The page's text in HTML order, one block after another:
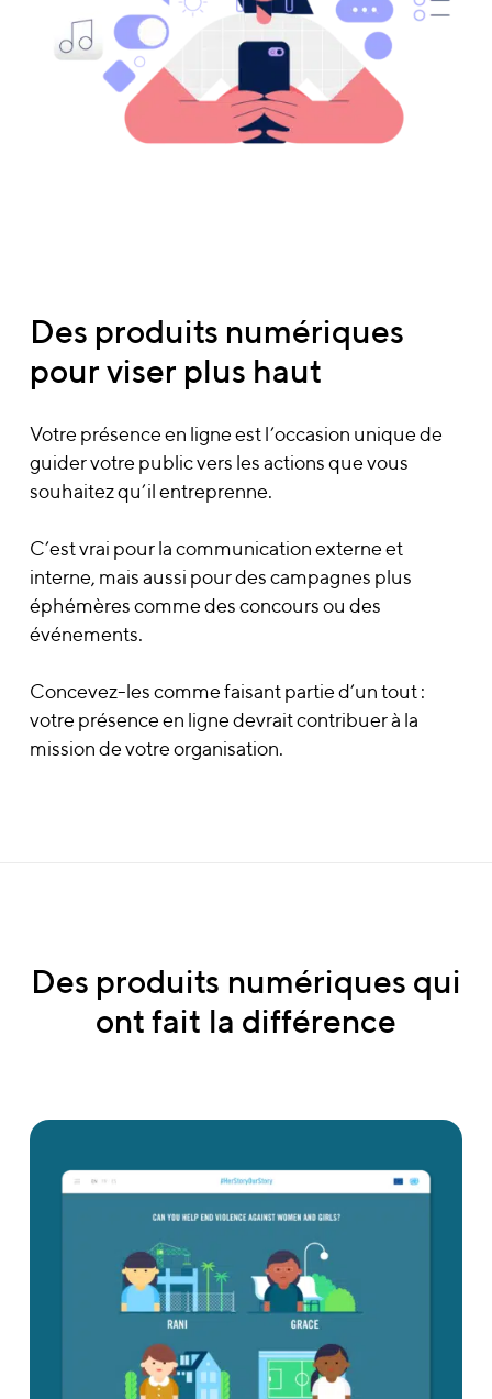
Des produits numériques
pour viser plus haut
Votre présence en ligne est l’occasion unique de
guider votre public vers les actions que vous
souhaitez qu’il entreprenne.
C’est vrai pour la communication externe et
interne, mais aussi pour des campagnes plus
éphémères comme des concours ou des
événements.
Concevez-les comme faisant partie d’un tout :
votre présence en ligne devrait contribuer à la
mission de votre organisation.
Des produits numériques qui
ont fait la différence